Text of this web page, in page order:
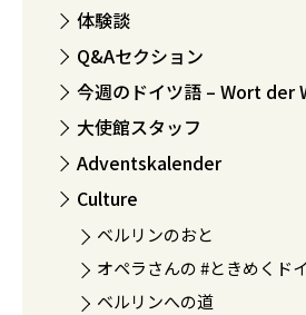
体験談
Q&Aセクション
今週のドイツ語 – Wort der
大使館スタッフ
Adventskalender
Culture
ベルリンのおと
オペラさんの #ときめくド
ベルリンへの道